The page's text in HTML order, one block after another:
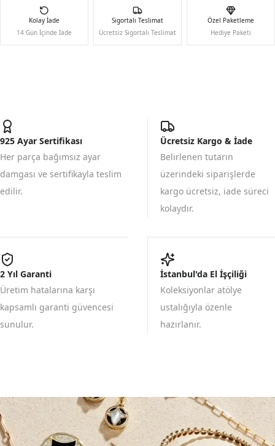
Kolay İade
14 Gün İçinde İade
Sigortalı Teslimat
Ücretsiz Sigortalı Teslimat
Özel Paketleme
Hediye Paketi
925 Ayar Sertifikası
Her parça bağımsız ayar
damgası ve sertifikayla teslim
edilir.
Ücretsiz Kargo & İade
Belirlenen tutarın
üzerindeki siparişlerde
kargo ücretsiz, iade süreci
kolaydır.
2 Yıl Garanti
Üretim hatalarına karşı
kapsamlı garanti güvencesi
sunulur.
İstanbul'da El İşçiliği
Koleksiyonlar atölye
ustalığıyla özenle
hazırlanır.